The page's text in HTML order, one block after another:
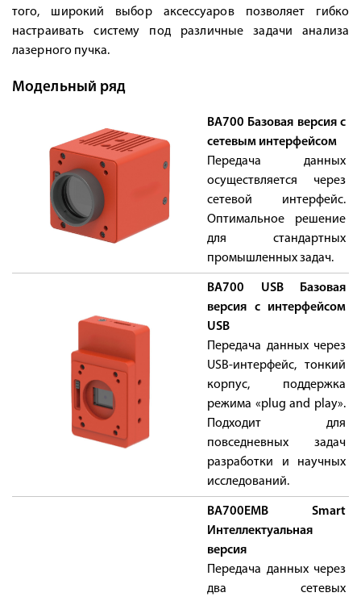
того, широкий выбор аксессуаров позволяет гибко
настраивать систему под различные задачи анализа
лазерного пучка.
Модельный ряд
BA700 Базовая версия с
сетевым интерфейсом
Передача данных
осуществляется через
сетевой интерфейс.
Оптимальное решение
для стандартных
промышленных задач.
BA700 USB Базовая
версия с интерфейсом
USB
Передача данных через
USB-интерфейс, тонкий
корпус, поддержка
режима «plug and play».
Подходит для
повседневных задач
разработки и научных
исследований.
BA700EMB Smart
Интеллектуальная
версия
Передача данных через
два сетевых